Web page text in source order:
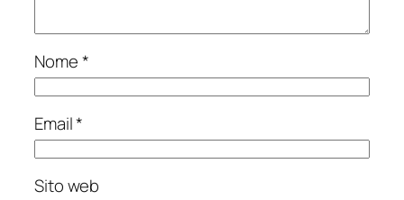
Nome*
Email*
Sito web